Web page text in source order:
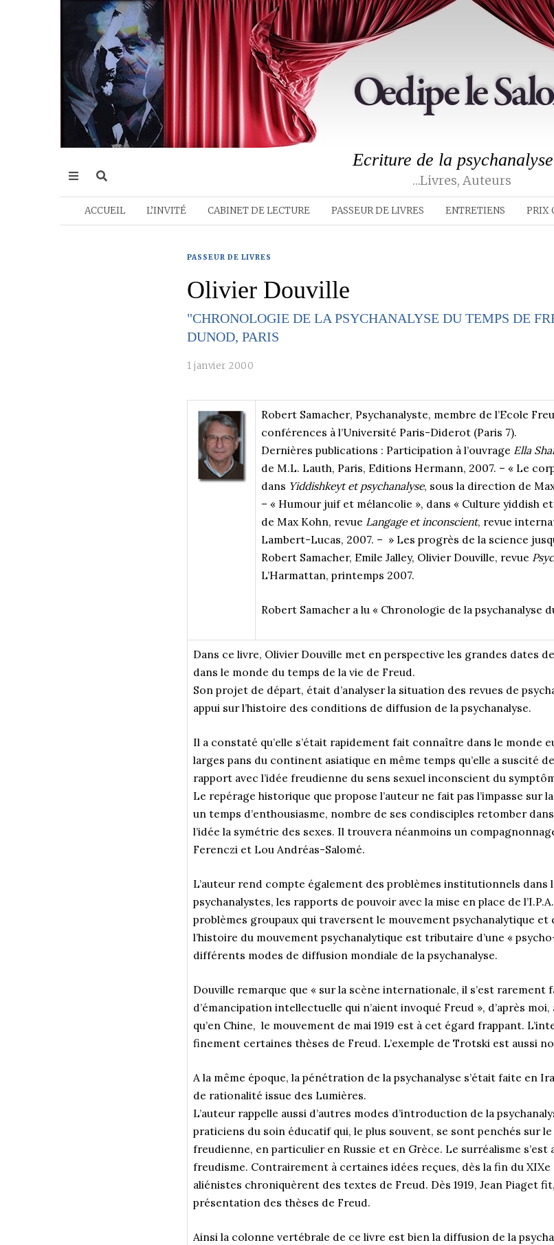
Ecriture de la
…livres, Auteurs
ACCUEIL L’INVITÉ CABINET DE LECTURE PASSEUR DE LIVRES ENTRETIENS PRIX
PASSEUR DE LIVRES
Olivier Douville
"CHRONOLOGIE DE LA PSYCHANALYSE DU TEMPS DE
DUNOD, PARIS
1 janvier 2000
Robert Samacher, Psychanalyste, membre de l’Ecole
conférences à l’Université Paris-Diderot (Paris 7).
Dernières publications : Participation à l’ouvrage Ella
de M.L. Lauth, Paris, Editions Hermann, 2007. – « Le
dans Yiddishkeyt et psychanalyse, sous la direction de
– « Humour juif et mélancolie », dans « Culture yiddish
de Max Kohn, revue Langage et inconscient, revue
Lambert-Lucas, 2007. – » Les progrès de la science
Robert Samacher, Emile Jalley, Olivier Douville, revue
L’Harmattan, printemps 2007.
Robert Samachera lu « Chronologie de la psychanalyse
Dans ce livre, Olivier Douville met en perspective les grandes dates
dans le monde du temps de la vie de Freud.
Son projet de départ, était d’analyser la situation des revues de
appui sur l’histoire des conditions de diffusion de la psychanalyse.
Il a constaté qu’elle s’était rapidement fait connaître dans le monde
larges pans du continent asiatique en même temps qu’elle a suscité
rapport avec l’idée freudienne du sens sexuel inconscient du
Le repérage historique que propose l’auteur ne fait pas l’impasse sur
un temps d’enthousiasme, nombre de ses condisciples retomber
l’idée la symétrie des sexes. Il trouvera néanmoins un
Ferenczi et Lou Andréas-Salomé.
L’auteur rend compte également des problèmes institutionnels dans
psychanalystes, les rapports de pouvoir avec la mise en place de
problèmes groupaux qui traversent le mouvement psychanalytique et
l’histoire du mouvement psychanalytique est tributaire d’une «
différents modes de diffusion mondiale de la psychanalyse.
Douville remarque que « sur la scène internationale, il s’est rarement
d’émancipation intellectuelle qui n’aient invoqué Freud », d’après
qu’en Chine, le mouvement de mai 1919 est à cet égard frappant.
finement certaines thèses de Freud. L’exemple de Trotski est aussi
A la même époque, la pénétration de la psychanalyse s’était faite en
de rationalité issue des Lumières.
L’auteur rappelle aussi d’autres modes d’introduction de la
praticiens du soin éducatif qui, le plus souvent, se sont penchés sur
freudienne, en particulier en Russie et en Grèce. Le surréalisme s’est
freudisme. Contrairement à certaines idées reçues, dès la fin du
aliénistes chroniquèrent des textes de Freud. Dès 1919, Jean Piaget
présentation des thèses de Freud.
Ainsi la colonne vertébrale de ce livre est bien la diffusion de la